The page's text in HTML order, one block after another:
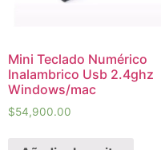
Mini Teclado Numérico
Inalambrico Usb 2.4ghz
Windows/mac
$54,900.00